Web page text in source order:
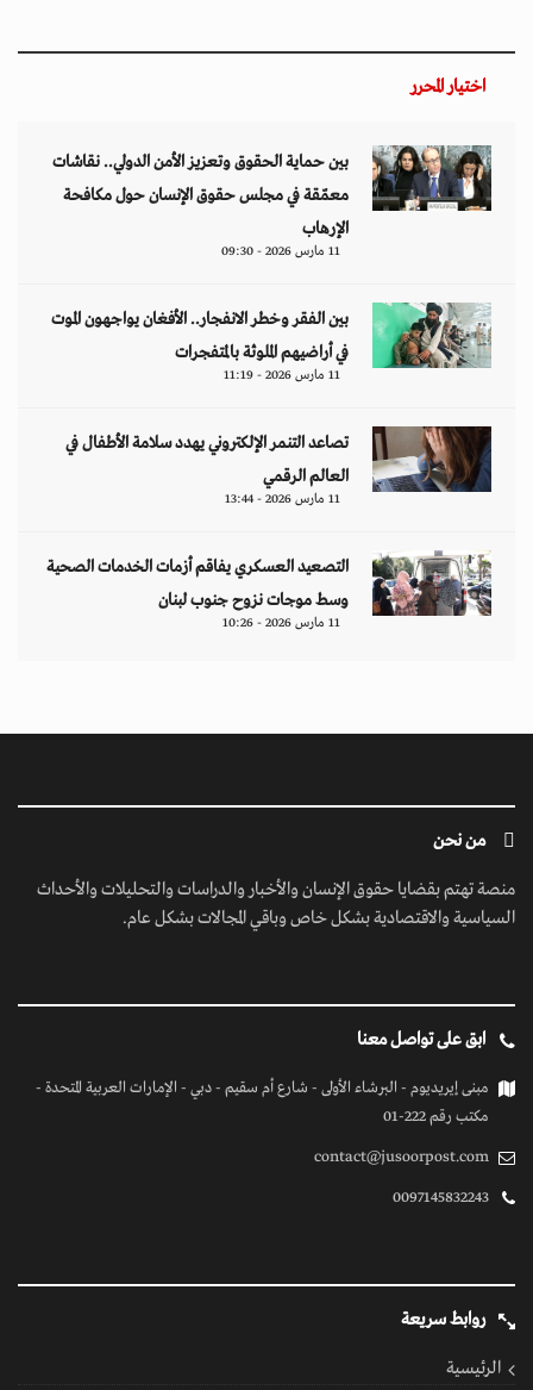
اختيار المحرر
بين حماية الحقوق وتعزيز الأمن الدولي.. نقاشات
معمّقة في مجلس حقوق الإنسان حول مكافحة
الإرهاب
11 مارس 2026 - 09:30
بين الفقر وخطر الانفجار.. الأفغان يواجهون الموت
في أراضيهم الملوثة بالمتفجرات
11 مارس 2026 - 11:19
تصاعد التنمر الإلكتروني يهدد سلامة الأطفال في
العالم الرقمي
11 مارس 2026 - 13:44
التصعيد العسكري يفاقم أزمات الخدمات الصحية
وسط موجات نزوح جنوب لبنان
11 مارس 2026 - 10:26
من نحن
منصة تهتم بقضايا حقوق الإنسان والأخبار والدراسات والتحليلات والأحداث
السياسية والاقتصادية بشكل خاص وباقي المجالات بشكل عام.
ابق على تواصل معنا
مبنى إيريديوم - البرشاء الأولى - شارع أم سقيم - دبي - الإمارات العربية المتحدة -
مكتب رقم 222-01
contact@jusoorpost.com
0097145832243
روابط سريعة
الرئيسية